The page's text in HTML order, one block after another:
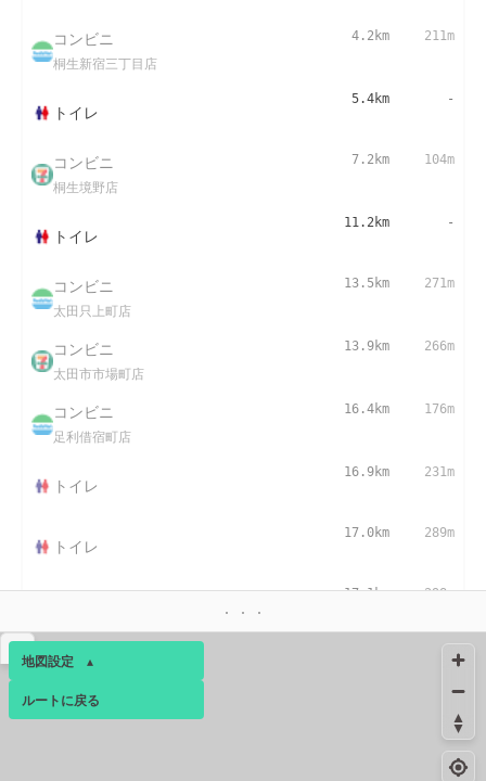
コンビニ
桐生新宿三丁目店
4.2km 211m
トイレ
5.4km -
コンビニ
桐生境野店
7.2km 104m
トイレ
11.2km -
コンビニ
太田只上町店
13.5km 271m
コンビニ
太田市市場町店
13.9km 266m
コンビニ
足利借宿町店
16.4km 176m
トイレ
16.9km 231m
トイレ
17.0km 289m
17.1km 298m
地図設定 ▴
ベース ▴
ルートに戻る